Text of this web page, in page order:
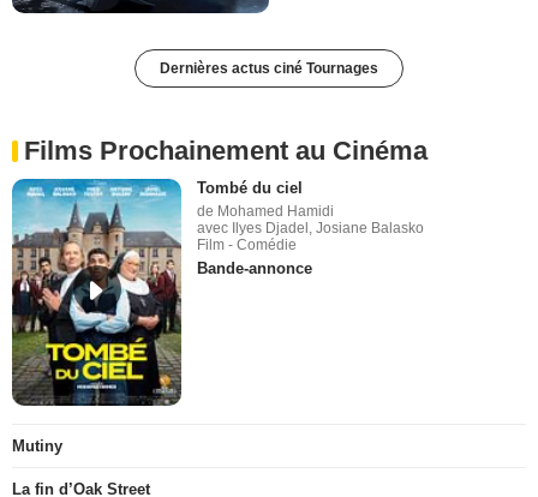
Dernières actus ciné Tournages
Films Prochainement au Cinéma
Tombé du ciel
de Mohamed Hamidi
avec Ilyes Djadel, Josiane Balasko
Film - Comédie
Bande-annonce
Mutiny
La fin d’Oak Street